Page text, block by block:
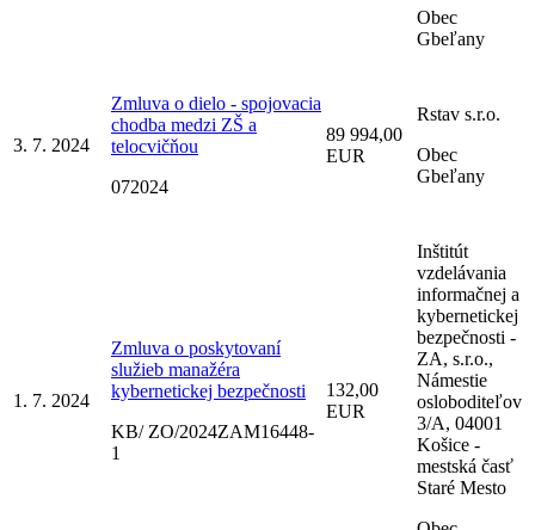
Obec
Gbeľany
3. 7. 2024
Zmluva o dielo - spojovacia
chodba medzi ZŠ a
telocvičňou
072024
89 994,00
EUR
Rstav s.r.o.
Obec
Gbeľany
1. 7. 2024
Zmluva o poskytovaní
služieb manažéra
kybernetickej bezpečnosti
KB/ ZO/2024ZAM16448-
1
132,00
EUR
Inštitút
vzdelávania
informačnej a
kybernetickej
bezpečnosti -
ZA, s.r.o.,
Námestie
osloboditeľov
3/A, 04001
Košice -
mestská časť
Staré Mesto